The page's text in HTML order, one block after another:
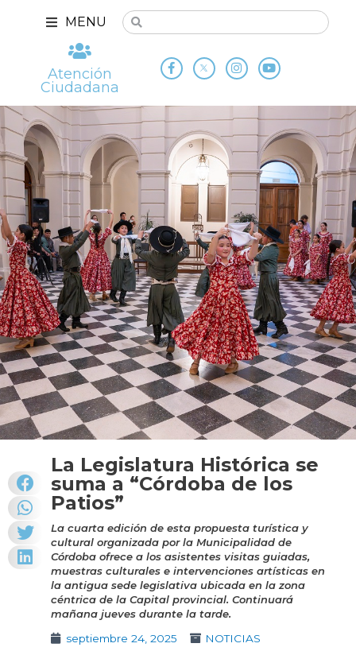
MENU
Atención
Ciudadana
La Legislatura Histórica se
suma a “Córdoba de los
Patios”
La cuarta edición de esta propuesta turística y
cultural organizada por la Municipalidad de
Córdoba ofrece a los asistentes visitas guiadas,
muestras culturales e intervenciones artísticas en
la antigua sede legislativa ubicada en la zona
céntrica de la Capital provincial. Continuará
mañana jueves durante la tarde.
septiembre 24, 2025
NOTICIAS